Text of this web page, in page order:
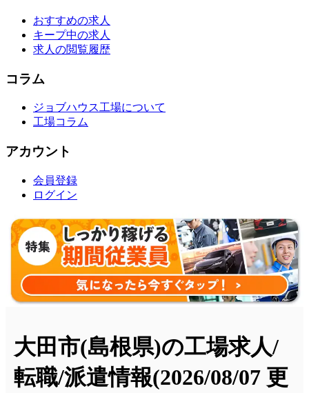
おすすめの求人
キープ中の求人
求人の閲覧履歴
コラム
ジョブハウス工場について
工場コラム
アカウント
会員登録
ログイン
大田市(島根県)の工場求人/
転職/派遣情報(2026/08/07 更